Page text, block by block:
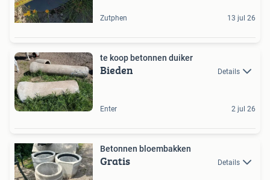
Zutphen 13 jul 26
te koop betonnen duiker
Bieden Details
Enter 2 jul 26
Betonnen bloembakken
Gratis Details